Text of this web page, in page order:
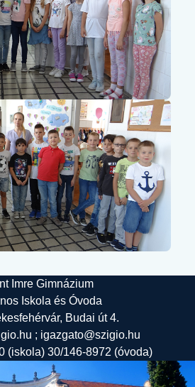
Imre Gimnázium
Iskola és Óvoda
Budai út 4.
; igazgato@szigio.hu
(iskola) 30/146-8972 (óvoda)